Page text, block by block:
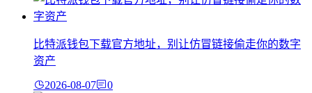
比特派钱包下载官方地址，别让仿冒链接偷走你的数字
资产
2026-08-07 0